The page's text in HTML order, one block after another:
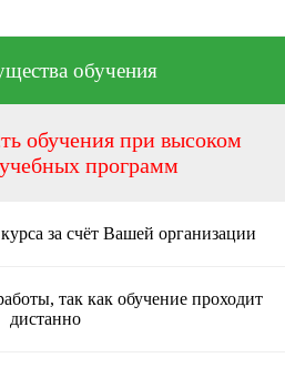
обучения
обучения при высоком
учебных программ
за счёт Вашей организации
так как обучение проходит
дистанно